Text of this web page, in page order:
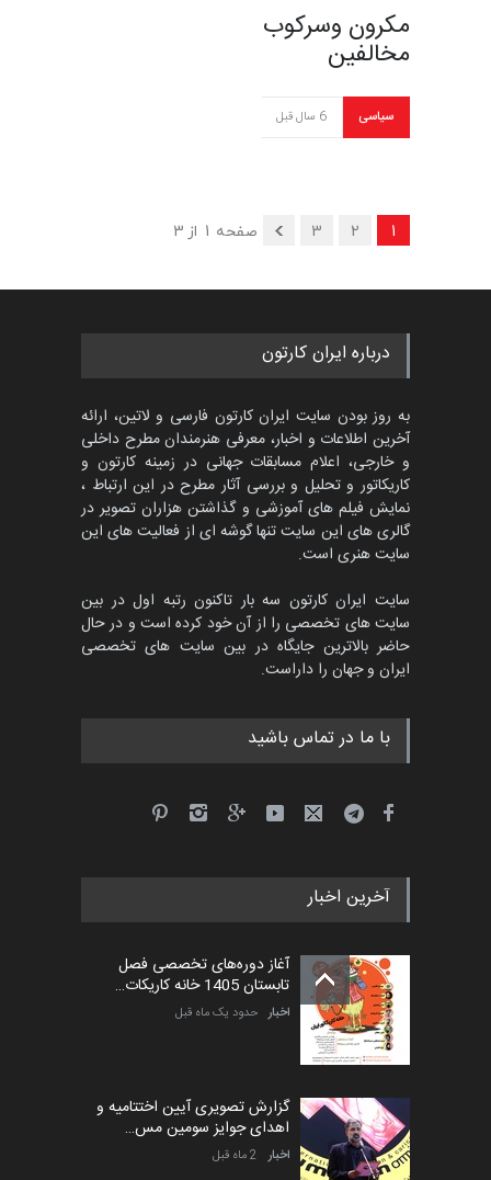
مکرون وسرکوب
مخالفین
سیاسی 6 سال قبل
1
2
3 صفحه 1 از 3
درباره ایران کارتون
به روز بودن سایت ایران کارتون فارسی و لاتین، ارائه
آخرین اطلاعات و اخبار، معرفی هنرمندان مطرح داخلی
و خارجی، اعلام مسابقات جهانی در زمینه کارتون و
کاریکاتور و تحلیل و بررسی آثار مطرح در این ارتباط ،
نمایش فیلم های آموزشی و گذاشتن هزاران تصویر در
گالری های این سایت تنها گوشه ای از فعالیت های این
سایت هنری است.
سایت ایران کارتون سه بار تاکنون رتبه اول در بین
سایت های تخصصی را از آن خود کرده است و در حال
حاضر بالاترین جایگاه در بین سایت های تخصصی
ایران و جهان را داراست.
با ما در تماس باشید
آخرین اخبار
آغاز دوره‌های تخصصی فصل
تابستان 1405 خانه کاریکات…
اخبار حدود یک ماه قبل
گزارش تصویری آیین اختتامیه و
اهدای جوایز سومین مس…
اخبار 2 ماه قبل